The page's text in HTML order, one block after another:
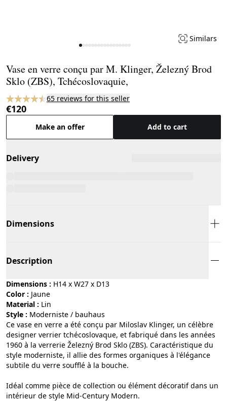
Similars
Vase en verre conçu par M. Klinger, Železný Brod
Sklo (ZBS), Tchécoslovaquie,
65 reviews for this seller
€120
Make an offer Add to cart
Delivery
Dimensions
Description
Dimensions : H14 x W27 x D13
Color : jaune
Material :
lin
Style :
moderniste / bauhaus
Ce vase en verre a été conçu par Miloslav Klinger, un célèbre
designer verrier tchécoslovaque, et fabriqué dans les années
1960 à la verrerie Železný Brod Sklo (ZBS). Caractéristique du
style moderniste, il allie des formes organiques à l'élégance
subtile du verre soufflé à la bouche.
Idéal comme pièce de collection ou élément décoratif dans un
intérieur de style Mid-Century Modern.